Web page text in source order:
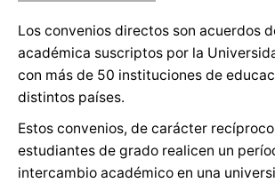
Los convenios directos son acuerdos
académica suscriptos por la
con más de 50 instituciones de
distintos países.
Estos convenios, de carácter
estudiantes de grado realicen un
intercambio académico en una